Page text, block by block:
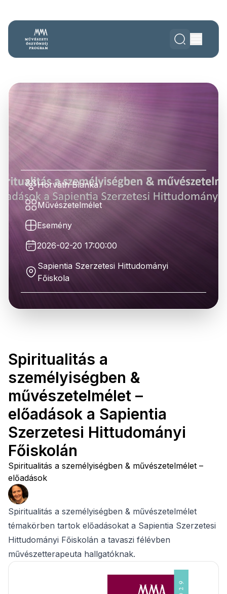
Horváth Blanka
Művészetelmélet
Esemény
2026-02-20 17:00:00
Sapientia Szerzetesi Hittudományi
Főiskola
Spiritualitás a
személyiségben &
művészetelmélet –
előadások a Sapientia
Szerzetesi Hittudományi
Főiskolán
Spiritualitás a személyiségben & művészetelmélet –
előadások
Spiritualitás a személyiségben & művészetelmélet
témakörben tartok előadásokat a Sapientia Szerzetesi
Hittudományi Főiskolán a tavaszi félévben
művészetterapeuta hallgatóknak.